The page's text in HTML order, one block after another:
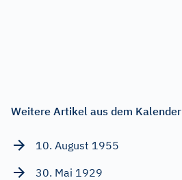
Weitere Artikel aus dem Kalender
10. August 1955
30. Mai 1929